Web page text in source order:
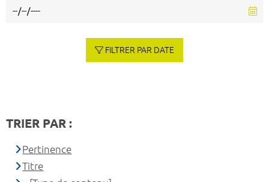
FILTRER PAR DATE
TRIER PAR :
Pertinence
Titre